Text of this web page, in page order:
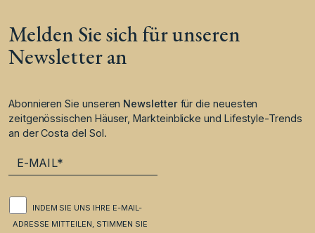
Melden Sie sich für unseren
Newsletter an
Abonnieren Sie unseren Newsletterfür die neuesten
zeitgenössischen Häuser, Markteinblicke und Lifestyle-Trends
an der Costa del Sol.
INDEM SIE UNS IHRE E-MAIL-
ADRESSE MITTEILEN, STIMMEN SIE